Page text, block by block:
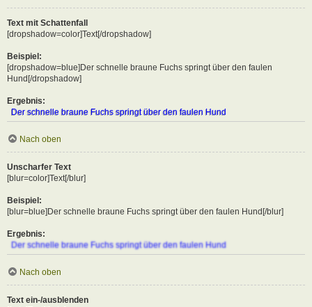
Text mit Schattenfall
[dropshadow=color]Text[/dropshadow]
Beispiel:
[dropshadow=blue]Der schnelle braune Fuchs springt über den faulen
Hund[/dropshadow]
Ergebnis:
Der schnelle braune Fuchs springt über den faulen Hund
Nach oben
Unscharfer Text
[blur=color]Text[/blur]
Beispiel:
[blur=blue]Der schnelle braune Fuchs springt über den faulen Hund[/blur]
Ergebnis:
Der schnelle braune Fuchs springt über den faulen Hund
Nach oben
Text ein-/ausblenden